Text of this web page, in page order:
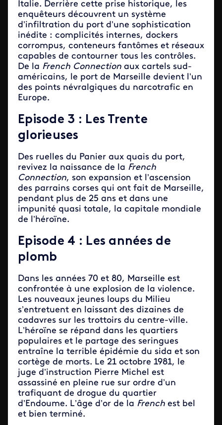
Italie. Derrière cette prise historique, les
enquêteurs découvrent un système
d’infiltration du port d’une sophistication
inédite : complicités internes, dockers
corrompus, conteneurs fantômes et réseaux
capables de contourner tous les contrôles.
De la French Connection aux cartels sud-
américains, le port de Marseille devient l’un
des points névralgiques du narcotrafic en
Europe.
Episode 3 : Les Trente
glorieuses
Des ruelles du Panier aux quais du port,
revivez la naissance de la French
Connection, son expansion et l’ascension
des parrains corses qui ont fait de Marseille,
pendant plus de 25 ans et dans une
impunité quasi totale, la capitale mondiale
de l’héroïne.
Episode 4 : Les années de
plomb
Dans les années 70 et 80, Marseille est
confrontée à une explosion de la violence.
Les nouveaux jeunes loups du Milieu
s’entretuent en laissant des dizaines de
cadavres sur les trottoirs du centre-ville.
L’héroïne se répand dans les quartiers
populaires et le partage des seringues
entraîne la terrible épidémie du sida et son
cortège de morts. Le 21 octobre 1981, le
juge d’instruction Pierre Michel est
assassiné en pleine rue sur ordre d’un
trafiquant de drogue du quartier
d’Endoume. L’âge d’or de la French est bel
et bien terminé.